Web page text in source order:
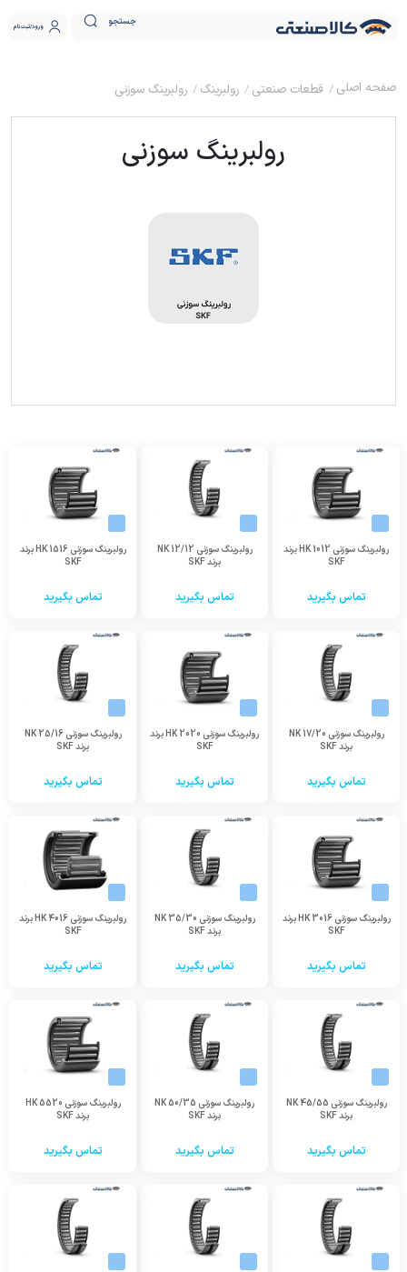
جستجو ورود ثبت نام
قطعات صنعتی رولبرینگ رولبرینگ سوزنی
رولبرینگ سوزنی
رولبرینگ سوزنی HK 1012 برند
SKF
تماس بگیرید
رولبرینگ سوزنی NK 12/12
برند SKF
تماس بگیرید
رولبرینگ سوزنی HK 1516 برند
SKF
تماس بگیرید
رولبرینگ سوزنی NK 17/20
برند SKF
تماس بگیرید
رولبرینگ سوزنی HK 2020 برند
SKF
تماس بگیرید
رولبرینگ سوزنی NK 25/16
برند SKF
تماس بگیرید
رولبرینگ سوزنی HK 3016 برند
SKF
تماس بگیرید
رولبرینگ سوزنی NK 35/30
برند SKF
تماس بگیرید
رولبرینگ سوزنی HK 4016 برند
SKF
تماس بگیرید
رولبرینگ سوزنی NK 45/55
برند SKF
تماس بگیرید
رولبرینگ سوزنی NK 50/35
برند SKF
تماس بگیرید
رولبرینگ سوزنی HK 5520
برند SKF
تماس بگیرید